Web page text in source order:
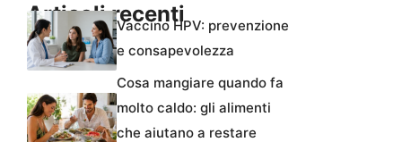
Articoli recentiVaccino HPV: prevenzione
e consapevolezza
Cosa mangiare quando fa
molto caldo: gli alimenti
che aiutano a restare